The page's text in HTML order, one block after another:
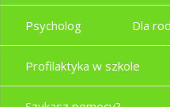
Psycholog Dla
Profilaktyka w szkole